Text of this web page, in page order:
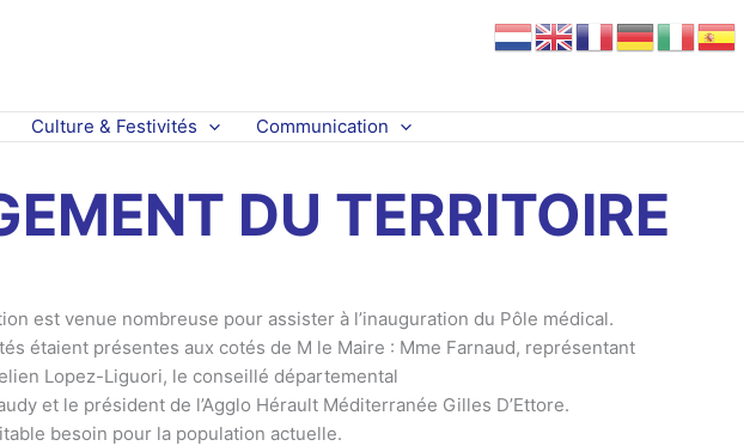
Culture & Festivités Communication
DU TERRITOIRE
est venue nombreuse pour assister à l’inauguration du Pôle médical.
étaient présentes aux cotés de M le Maire : Mme Farnaud, représentant
Lopez-Liguori, le conseillé départemental
et le président de l’Agglo Hérault Méditerranée Gilles D’Ettore.
besoin pour la population actuelle.